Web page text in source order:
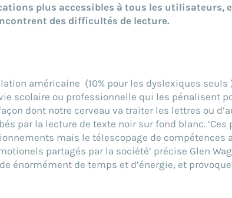
plus accessibles à tous les utilisateurs,
des difficultés de lecture.
américaine (10% pour les dyslexiques seuls
scolaire ou professionnelle qui les pénalisent
dont notre cerveau va traiter les lettres ou
par la lecture de texte noir sur fond blanc. ‘Ces
mais le télescopage de compétences
partagés par la société’ précise Glen
énormément de temps et d’énergie, et